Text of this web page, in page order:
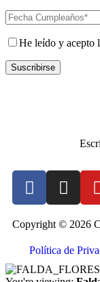
He leído y acepto
Suscribirse
Copyright © 2026
Política de